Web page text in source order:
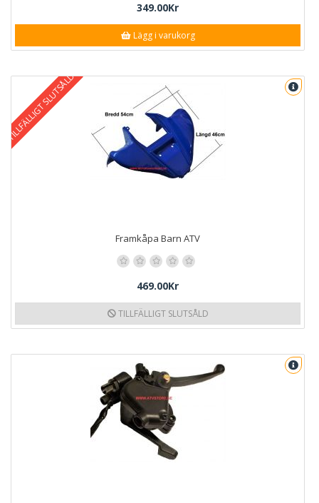
349.00Kr
Lägg i varukorg
TILLFÄLLIGT SLUTSÅLD
Framkåpa Barn ATV
469.00Kr
TILLFÄLLIGT SLUTSÅLD